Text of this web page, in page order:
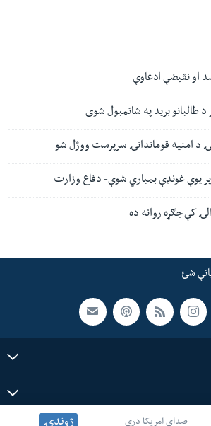
صدای امریکا دری ژوندۍ
او نقیضې ادعاوې
طالبانو برید په شاتمبول شوی
د امنیه قوماندانۍ سرپرست ووژل شو
یوې غونډې بمباري شوې- دفاع وزارت
کې جګړه روانه ده
شئ